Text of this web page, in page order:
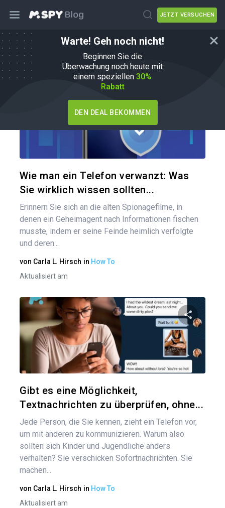
JETZT VERSUCHEN
Warte! Geh noch nicht!
Beginnen Sie die
Überwachung noch heute mit
einem speziellen 30%
Rabatt
DEN DEAL BEKOMMEN
Wie man
Wie man ein Telefon verwanzt: Was
Sie wirklich wissen sollten...
Erinnern Sie sich an die alten Spionagefilme, in
denen ein Geheimagent nach Informationen fischen
musste, indem er seine Feinde heimlich verfolgte
und deren...
von Carla L. Hirsch in How To
Aktualisiert am
Gibt es eine Möglichkeit,
Textnachrichten zu überprüfen, ohne...
Jede Person, die Sie kennen, zieht ein Telefon vor,
um mit anderen zu kommunizieren. Warum also
sollten sich Kinder und Jugendliche anders
verhalten? Sie verschicken Sofortnachrichten. Sie
machen...
von Carla L. Hirsch in How To
Aktualisiert am